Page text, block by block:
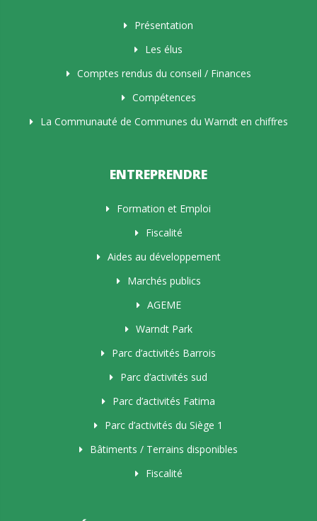
Présentation
Les élus
Comptes rendus du conseil / Finances
Compétences
La Communauté de Communes du Warndt en chiffres
ENTREPRENDRE
Formation et Emploi
Fiscalité
Aides au développement
Marchés publics
AGEME
Warndt Park
Parc d’activités Barrois
Parc d’activités sud
Parc d’activités Fatima
Parc d’activités du Siège 1
Bâtiments / Terrains disponibles
Fiscalité